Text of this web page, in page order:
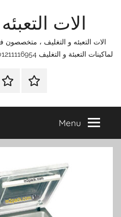
الات
الات التعبئه و التغليف ، متخصصون
لماكينات التعبئة و التغليف 01211116954 – 01211116956 – 01211116958
الرئيسيةاتصل
Menu